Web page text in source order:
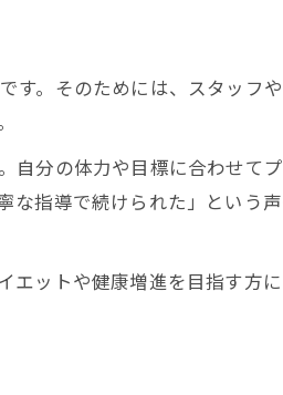
す。そのためには、スタッフ
自分の体力や目標に合わせて
な指導で続けられた」という
ットや健康増進を目指す方に